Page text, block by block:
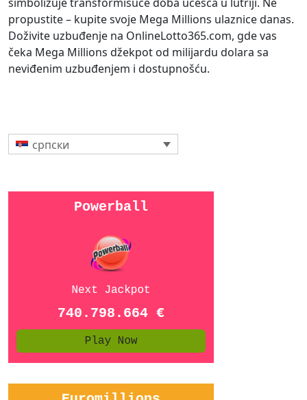
propustite – kupite svoje Mega Millions ulaznice danas.
Doživite uzbuđenje na OnlineLotto365.com, gde vas
čeka Mega Millions džekpot od milijardu dolara sa
neviđenim uzbuđenjem i dostupnošću.
српски